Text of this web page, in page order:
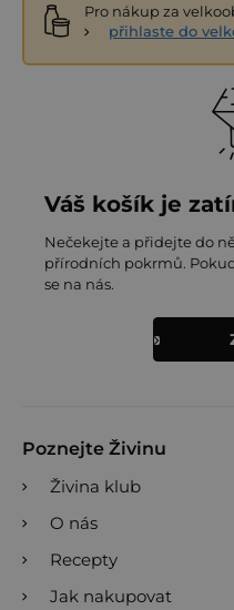
Pro nákup za
přihlaste do
Váš košík je
Nečekejte a přidejte do
přírodních pokrmů.
se na nás.
Poznejte Živinu
Živina klub
O nás
Recepty
Jak nakupovat